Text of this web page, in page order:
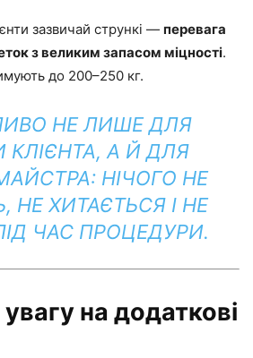
зазвичай стрункі — перевага
з великим запасом міцності.
до 200–250 кг.
НЕ ЛИШЕ ДЛЯ
КЛІЄНТА, А Й ДЛЯ
НІЧОГО НЕ
НЕ ХИТАЄТЬСЯ І НЕ
ЧАС ПРОЦЕДУРИ.
на додаткові